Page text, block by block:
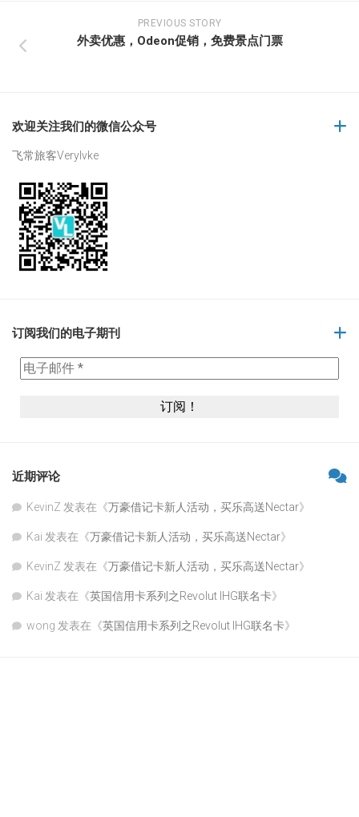
PREVIOUS STORY
外卖优惠，Odeon促销，免费景点门票
欢迎关注我们的微信公众号
飞常旅客Verylvke
订阅我们的电子期刊
近期评论
KevinZ 发表在《万豪借记卡新人活动，买乐高送Nectar》
Kai 发表在《万豪借记卡新人活动，买乐高送Nectar》
KevinZ 发表在《万豪借记卡新人活动，买乐高送Nectar》
Kai 发表在《英国信用卡系列之Revolut IHG联名卡》
wong 发表在《英国信用卡系列之Revolut IHG联名卡》